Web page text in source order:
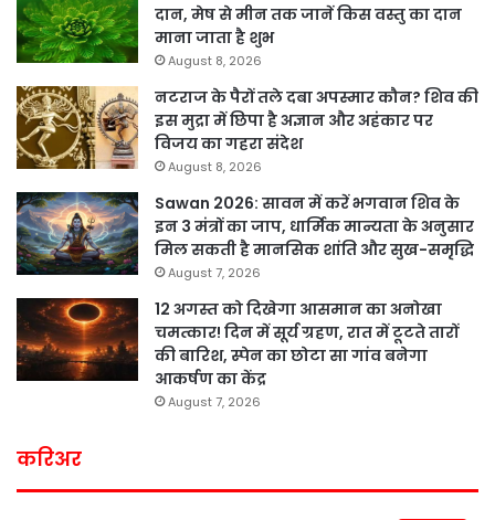
दान, मेष से मीन तक जानें किस वस्तु का दान
माना जाता है शुभ
August 8, 2026
नटराज के पैरों तले दबा अपस्मार कौन? शिव की
इस मुद्रा में छिपा है अज्ञान और अहंकार पर
विजय का गहरा संदेश
August 8, 2026
Sawan 2026: सावन में करें भगवान शिव के
इन 3 मंत्रों का जाप, धार्मिक मान्यता के अनुसार
मिल सकती है मानसिक शांति और सुख-समृद्धि
August 7, 2026
12 अगस्त को दिखेगा आसमान का अनोखा
चमत्कार! दिन में सूर्य ग्रहण, रात में टूटते तारों
की बारिश, स्पेन का छोटा सा गांव बनेगा
आकर्षण का केंद्र
August 7, 2026
करिअर